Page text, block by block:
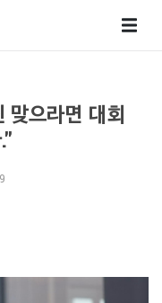
으라면 대회